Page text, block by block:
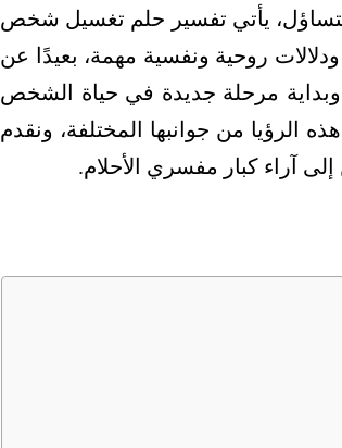
يأتي تفسير حلم تغسيل شخص
روحية ونفسية مهمة، بعيدًا عن
وبداية مرحلة جديدة في حياة الشخص
الرؤيا من جوانبها المختلفة، ونقدم
آراء كبار مفسري الأحلام.